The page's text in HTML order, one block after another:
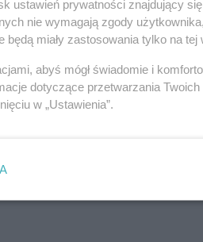
News
ustawień prywatności znajdujący
nie wymagają zgody
miały zastosowania tylko na tej
abyś mógł świadomie i
dotyczące przetwarzania
w „Ustawienia”.